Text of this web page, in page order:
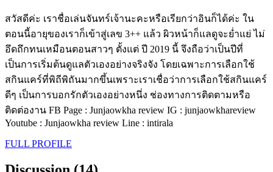
สวัสดีค่ะ เราชื่อเล่นจันทร์เจ้านะคะหรือเรียกว่าอินก็ได้ค่ะ ใน
ตอนนี้อายุของเราก็เข้าสู่เลข 3++ แล้ว ผิวหน้าก็แลดูจะย่ำแย่ ไม่
อึดถึกทนเหมือนตอนสาวๆ ตั้งแต่ ปี 2019 นี้ จึงถือว่าเป็นปีที่
เป็นการเริ่มต้นดูแลตัวเองอย่างจริงจัง โดยเฉพาะการเลือกใช้
สกินแคร์ที่พิถีพิถันมากขึ้นเพราะเราเชื่อว่าการเลือกใช้สกินแคร์
ดีๆ เป็นการบอกรักตัวเองอย่างหนึ่ง ช่องทางการติดตามหรือ
ติดต่องาน FB Page : Junjaowkha review IG : junjaowkhareview
Youtube : Junjaowkha review Line : intirala
FULL PROFILE